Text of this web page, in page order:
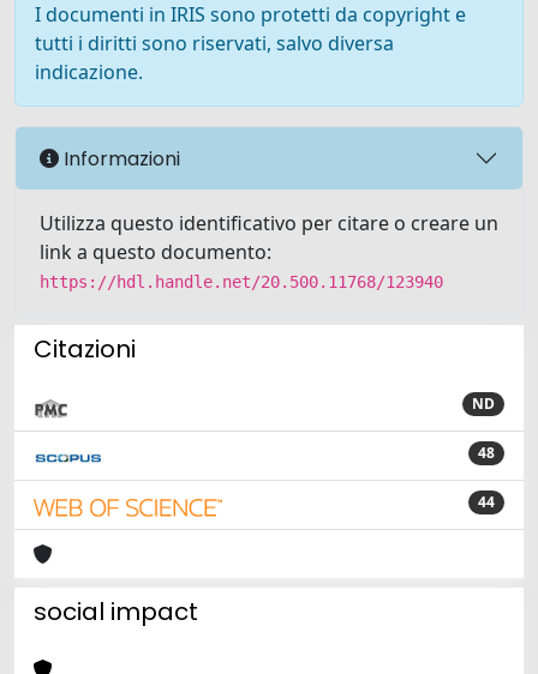
I documenti in IRIS sono protetti da copyright e
tutti i diritti sono riservati, salvo diversa
indicazione.
Informazioni
Utilizza questo identificativo per citare o creare un
link a questo documento:
https://hdl.handle.net/20.500.11768/123940
Citazioni
ND
48
44
social impact